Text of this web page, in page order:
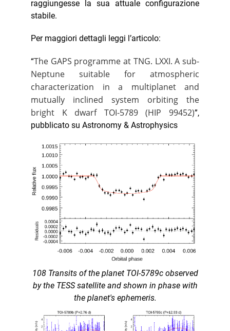
raggiungesse la sua attuale configurazione
stabile.
Per maggiori dettagli leggi l’articolo:
“The GAPS programme at TNG. LXXI. A sub-
Neptune suitable for atmospheric
characterization in a multiplanet and
mutually inclined system orbiting the
bright K dwarf TOI-5789 (HIP 99452)”,
pubblicato su Astronomy & Astrophysics
108 Transits of the planet TOI-5789c observed
by the TESS satellite and shown in phase with
the planet's ephemeris.